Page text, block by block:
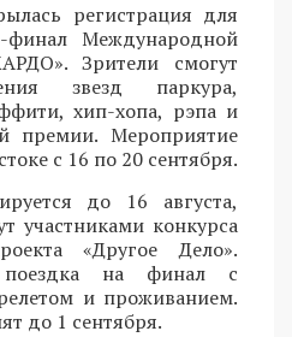
регистрация для
финал Международной
Зрители смогут
звезд паркура,
хип-хопа, рэпа и
премии. Мероприятие
с 16 по 20 сентября.
до 16 августа,
участниками конкурса
«Другое Дело».
на финал с
и проживанием.
до 1 сентября.